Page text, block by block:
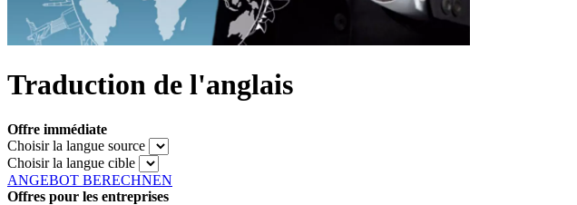
Traduction de l'anglais
Offre immédiate
Choisir la langue source
Choisir la langue cible
ANGEBOT BERECHNEN
Offres pour les entreprises